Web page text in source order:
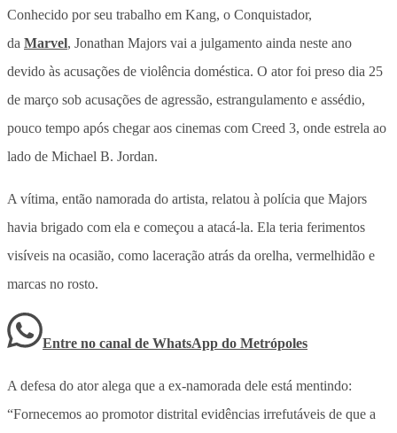
Conhecido por seu trabalho em Kang, o Conquistador,
da Marvel, Jonathan Majors vai a julgamento ainda neste ano
devido às acusações de violência doméstica. O ator foi preso dia 25
de março sob acusações de agressão, estrangulamento e assédio,
pouco tempo após chegar aos cinemas com Creed 3, onde estrela ao
lado de Michael B. Jordan.
A vítima, então namorada do artista, relatou à polícia que Majors
havia brigado com ela e começou a atacá-la. Ela teria ferimentos
visíveis na ocasião, como laceração atrás da orelha, vermelhidão e
marcas no rosto.
Entre no canal de WhatsApp do Metrópoles
A defesa do ator alega que a ex-namorada dele está mentindo:
“Fornecemos ao promotor distrital evidências irrefutáveis ​​de que a